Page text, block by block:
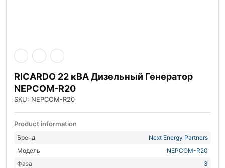
RICARDO 22 кВА Дизельный Генератор
NEPCOM-R20
SKU: NEPCOM-R20
Product information
Бренд
Next Energy Partners
Модель
NEPCOM-R20
Фаза
3